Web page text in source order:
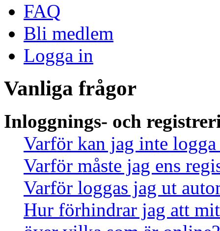
FAQ
Bli medlem
Logga in
Vanliga frågor
Inloggnings- och
Varför kan jag inte
Varför måste jag ens
Varför loggas jag ut
Hur förhindrar jag att